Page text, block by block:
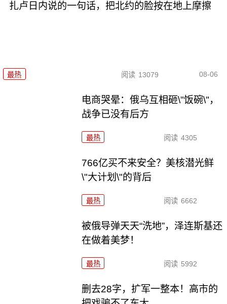
扎卢日内说的一句话，把北约的脸按在地上摩擦
最热 阅读 13079 08-06
电商哭晕：俄乌互相砸\"饭碗\"，
战争已没有后方
最热 阅读 4305
766亿买不来安全？美核潜光鲜
\"大计划\"的背后
最热 阅读 6662
被俄导弹天天“洗地”，泽连斯基还
在做着美梦！
最热 阅读 5992
删去28字，扩军一整本！高市的